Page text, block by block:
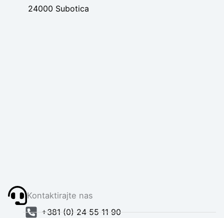
24000 Subotica
Kontaktirajte nas
+381 (0) 24 55 11 90